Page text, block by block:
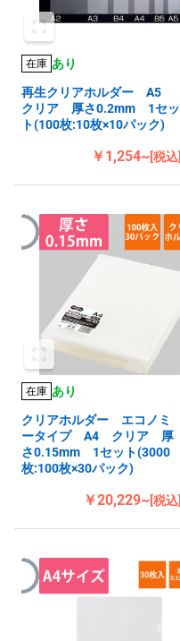
在庫 あり
再生クリアホルダー A5
クリア 厚さ0.2mm 1セッ
ト(100枚:10枚×10パック)
￥1,254~[税込]
在庫 あり
クリアホルダー エコノミ
ータイプ A4 クリア 厚
さ0.15mm 1セット(3000
枚:100枚×30パック)
￥20,229~[税込]